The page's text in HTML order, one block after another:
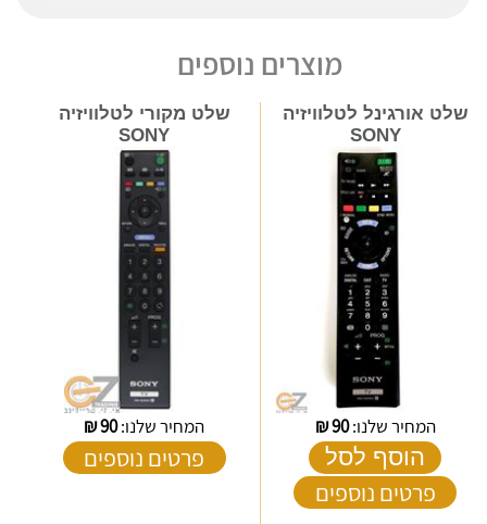
מוצרים נוספים
שלט אורגינל לטלוויזיה
SONY
המחיר שלנו:90
₪
הוסף לסל
פרטים נוספים
שלט מקורי לטלוויזיה
SONY
המחיר שלנו:90
₪
פרטים נוספים